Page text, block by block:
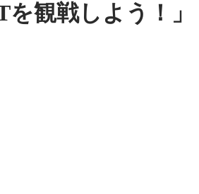
を観戦しよう！」